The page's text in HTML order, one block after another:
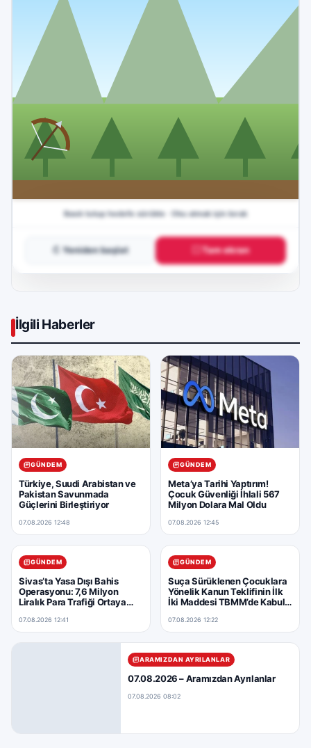
↻ Yeniden başlat ⛶ Tam ekran
İlgili Haberler
GÜNDEM
Türkiye, Suudi Arabistan ve
Pakistan Savunmada
Güçlerini Birleştiriyor
07.08.2026 12:48
GÜNDEM
Meta’ya Tarihi Yaptırım!
Çocuk Güvenliği İhlali 567
Milyon Dolara Mal Oldu
07.08.2026 12:45
GÜNDEM
Sivas’ta Yasa Dışı Bahis
Operasyonu: 7,6 Milyon
Liralık Para Trafiği Ortaya
07.08.2026 12:41
GÜNDEM
Suça Sürüklenen Çocuklara
Yönelik Kanun Teklifinin İlk
İki Maddesi TBMM’de Kabul
07.08.2026 12:22
ARAMIZDAN AYRILANLAR
07.08.2026 – Aramızdan Ayrılanlar
07.08.2026 08:02